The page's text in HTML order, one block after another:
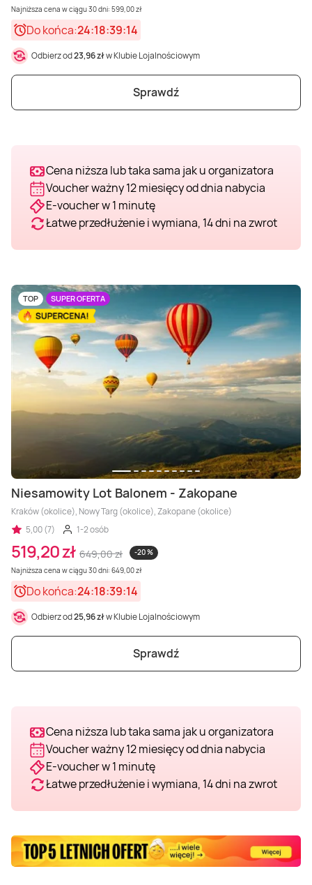
Weekend w SPA
Mazury
Masaż klasyczny
Masaż pleców
Masaż sportowy
Masaż Antycellulitowy
Masaż całego ciała
Masaż Karku
Masaż orientalny
Pojazdy specjalne
Jazda po torze
Jazda czołgiem
Fitness
Sporty zimowe
Wspinaczka
Kurs żeglarski
Kurs motorowodny
SUP
Najniższa cena w ciągu 30 dni: 599,00 zł
Do końca:24:18:39:12
Odbierz od23,96 złw Klubie Lojalnościowym
Sprawdź
Cena niższa lub taka sama jak u organizatora
Voucher ważny 12 miesięcy od dnia nabycia
E-voucher w 1 minutę
Łatwe przedłużenie i wymiana, 14 dni na zwrot
TOP SUPER OFERTA
Niesamowity Lot Balonem - Zakopane
Kraków (okolice), Nowy Targ (okolice), Zakopane (okolice)
5,00 (7)
1-2 osób
519,20 zł 649,00 zł
-20 %
Najniższa cena w ciągu 30 dni: 649,00 zł
Do końca:24:18:39:12
Odbierz od25,96 złw Klubie Lojalnościowym
Sprawdź
Cena niższa lub taka sama jak u organizatora
Voucher ważny 12 miesięcy od dnia nabycia
E-voucher w 1 minutę
Łatwe przedłużenie i wymiana, 14 dni na zwrot